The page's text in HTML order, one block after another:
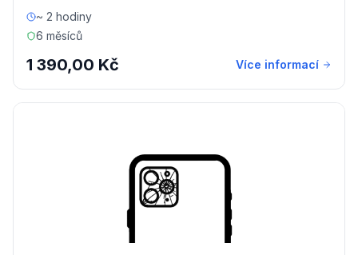
~ 2 hodiny
6 měsíců
1 390,00 Kč Více informací